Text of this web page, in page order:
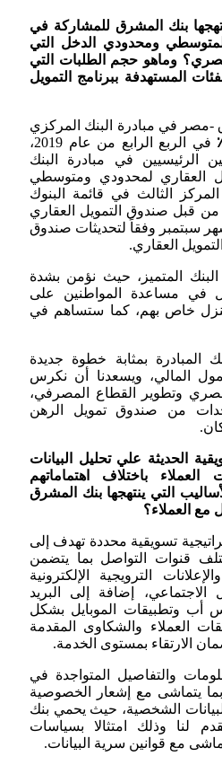
بنك المشرق للمشاركة في
لمتوسطي ومحدودي الدخل التي
وماهو حجم الطلبات التي
المستهدفة ببرنامج التمويل
مصر في مبادرة البنك المركزي
في الربع الرابع من عام 2019،
الرئيسيين في مبادرة البنك
العقاري لمحدودي ومتوسطي
الثالث في قائمة البنوك
من قبل صندوق التمويل العقاري
سبتمبر وفقاً لتحديثات صندوق
العقاري.
البنك المتميز، حيث نؤمن بشدة
في مساعدة المواطنين على
خاص بهم، كما ستساهم في
المبادرة بمثابة خطوة جديدة
المالي، ويسعدنا أن نكرس
وتطوير القطاع المصرفي،
من صندوق تمويل الرهن
الحديثة علي تحليل البيانات
العملاء باختلاف اهتماماتهم
التي ينتهجها بنك المشرق
مع العملاء؟
تسويقية محددة تهدف إلى
قنوات التواصل بما يتضمن
الترويجية الإلكترونية
إضافة إلى البريد
أب وتطبيقات الموبايل بشكل
العملاء والشكاوى المقدمة
الارتقاء بمستوى الخدمة.
والتفاصيل المتواجدة في
بما يتماشى مع إشعار الخصوصية
الشخصية، حيث يحمي بنك
لنا وذلك امتثالا بسياسات
مع قوانين سرية البيانات.